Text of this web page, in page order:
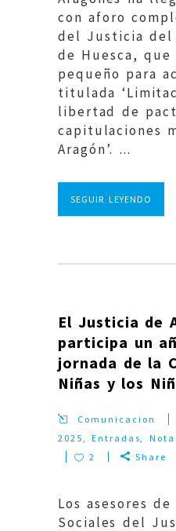
con aforo
del Justicia del
de Huesca, que
pequeño para
titulada
libertad de
capitulaciones
Aragón’. ...
SEGUIR LEYENDO
El Justicia de
participa un
jornada de la
Niñas y los
Comunicacion
2025,Entradas,
2
Share
Los asesores
Sociales del